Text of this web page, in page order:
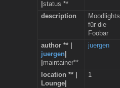
status **
description
Moodlights
für die
Foobar
author ** |
juergen|
maintainer**
juergen
location ** |
Lounge|
1